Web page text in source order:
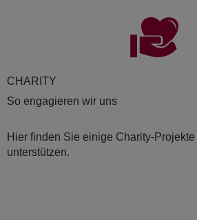
CHA­RI­TY
So engagieren wir uns
Hier finden Sie einige Charity-
unterstützen.